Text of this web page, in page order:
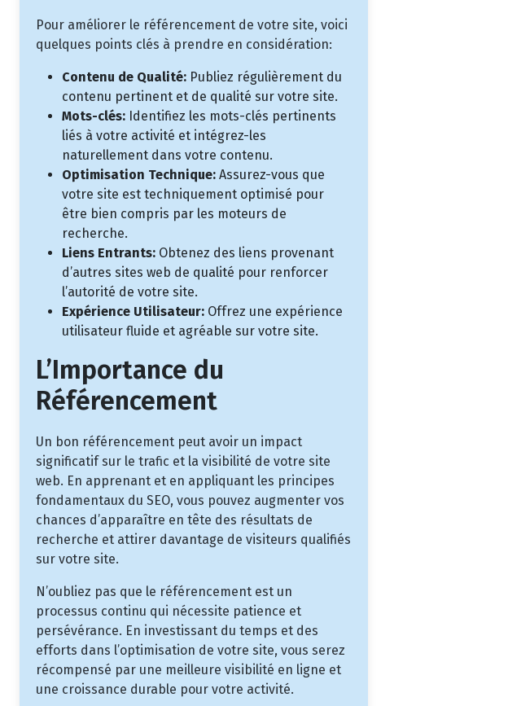
Pour améliorer le référencement de votre site, voici
quelques points clés à prendre en considération:
Contenu de Qualité: Publiez régulièrement du
contenu pertinent et de qualité sur votre site.
Mots-clés: Identifiez les mots-clés pertinents
liés à votre activité et intégrez-les
naturellement dans votre contenu.
Optimisation Technique: Assurez-vous que
votre site est techniquement optimisé pour
être bien compris par les moteurs de
recherche.
Liens Entrants: Obtenez des liens provenant
d’autres sites web de qualité pour renforcer
l’autorité de votre site.
Expérience Utilisateur: Offrez une expérience
utilisateur fluide et agréable sur votre site.
L’Importance du
Référencement
Un bon référencement peut avoir un impact
significatif sur le trafic et la visibilité de votre site
web. En apprenant et en appliquant les principes
fondamentaux du SEO, vous pouvez augmenter vos
chances d’apparaître en tête des résultats de
recherche et attirer davantage de visiteurs qualifiés
sur votre site.
N’oubliez pas que le référencement est un
processus continu qui nécessite patience et
persévérance. En investissant du temps et des
efforts dans l’optimisation de votre site, vous serez
récompensé par une meilleure visibilité en ligne et
une croissance durable pour votre activité.